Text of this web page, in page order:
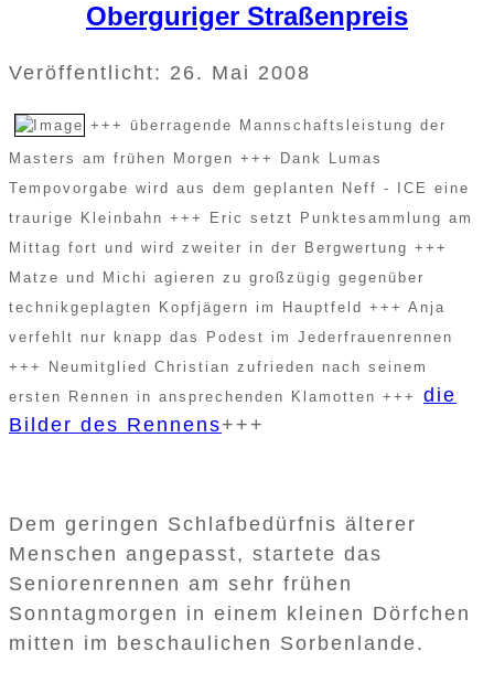
Oberguriger Straßenpreis
Veröffentlicht: 26. Mai 2008
+++ überragende Mannschaftsleistung der
Masters am frühen Morgen +++ Dank Lumas
Tempovorgabe wird aus dem geplanten Neff - ICE eine
traurige Kleinbahn +++ Eric setzt Punktesammlung am
Mittag fort und wird zweiter in der Bergwertung +++
Matze und Michi agieren zu großzügig gegenüber
technikgeplagten Kopfjägern im Hauptfeld +++ Anja
verfehlt nur knapp das Podest im Jederfrauenrennen
+++ Neumitglied Christian zufrieden nach seinem
ersten Rennen in ansprechenden Klamotten +++
die
Bilder des Rennens+++
Dem geringen Schlafbedürfnis älterer
Menschen angepasst, startete das
Seniorenrennen am sehr frühen
Sonntagmorgen in einem kleinen Dörfchen
mitten im beschaulichen Sorbenlande.